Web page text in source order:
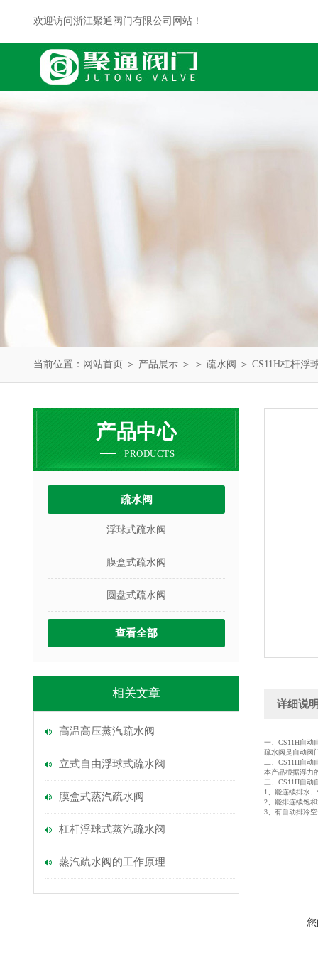
欢迎访问浙江聚通阀门有限公司网站！
当前位置： 网站首页 ＞ 产品展示 ＞ ＞ 疏水阀 ＞ CS11H杠杆浮
产品中心
PRODUCTS
疏水阀
浮球式疏水阀
膜盒式疏水阀
圆盘式疏水阀
查看全部
相关文章
高温高压蒸汽疏水阀
立式自由浮球式疏水阀
膜盒式蒸汽疏水阀
杠杆浮球式蒸汽疏水阀
蒸汽疏水阀的工作原理
详细说明
一、CS11H自动
疏水阀是自动阀
二、CS11H自动
本产品根据浮力
三、CS11H自动
1、能连续排水
2、能排连续饱
3、有自动排冷
您